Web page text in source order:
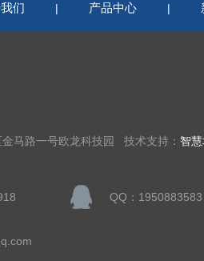
们 | 产品中心 |
马路一号欧龙科技园 技术支持： 智
QQ：1950883583